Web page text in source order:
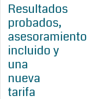
Resultados
probados,
asesoramiento
incluido y
una
nueva
tarifa